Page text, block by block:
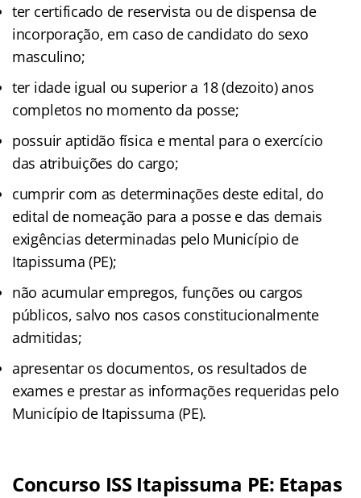
ter certificado de reservista ou de dispensa de
incorporação, em caso de candidato do sexo
masculino;
ter idade igual ou superior a 18 (dezoito) anos
completos no momento da posse;
possuir aptidão física e mental para o exercício
das atribuições do cargo;
cumprir com as determinações deste edital, do
edital de nomeação para a posse e das demais
exigências determinadas pelo Município de
Itapissuma (PE);
não acumular empregos, funções ou cargos
públicos, salvo nos casos constitucionalmente
admitidas;
apresentar os documentos, os resultados de
exames e prestar as informações requeridas pelo
Município de Itapissuma (PE).
Concurso ISS Itapissuma PE: Etapas